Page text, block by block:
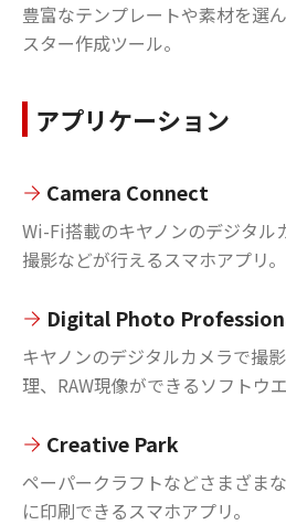
豊富なテンプレートや素材を選
スター作成ツール。
アプリケーション
Camera Connect
Wi-Fi搭載のキヤノンのデジタル
撮影などが行えるスマホアプリ。
Digital Photo
キヤノンのデジタルカメラで撮
理、RAW現像ができるソフトウエ
Creative Park
ペーパークラフトなどさまざま
に印刷できるスマホアプリ。